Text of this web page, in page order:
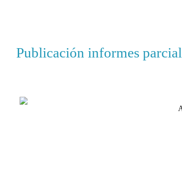
Publicación informes